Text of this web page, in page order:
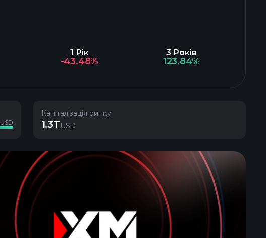
1 Рік
-43.48%
3 Років
123.84%
USD
Капіталізація ринку
1.3TUSD